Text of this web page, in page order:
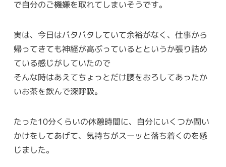
で自分のご機嫌を取れてしまいそうです。
実は、今日はバタバタしていて余裕がなく、仕事から
帰ってきても神経が高ぶっているとというか張り詰め
ている感じがしていたので
そんな時はあえてちょっとだけ腰をおろしてあったか
いお茶を飲んで深呼吸。
たった10分くらいの休憩時間に、自分にいくつか問い
かけをしてあげて、気持ちがスーッと落ち着くのを感
じました。